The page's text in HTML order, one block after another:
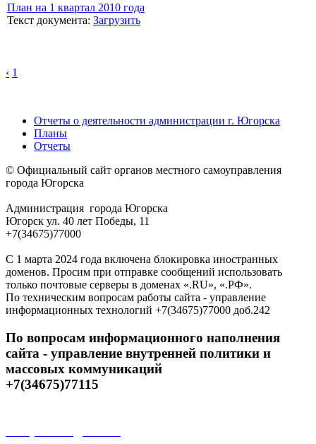
План на 1 квартал 2010 года
Текст документа: Загрузить
‹ 1
Отчеты о деятельности администрации г. Югорска
Планы
Отчеты
© Официальный сайт органов местного самоуправления
города Югорска
Администрация города Югорска
Югорск ул. 40 лет Победы, 11
+7(34675)77000
С 1 марта 2024 года включена блокировка иностранных
доменов. Просим при отправке сообщений использовать
только почтовые серверы в доменах «.RU», «.РФ».
По техническим вопросам работы сайта - управление
информационных технологий +7(34675)77000 доб.242
По вопросам информационного наполнения
сайта - управление внутренней политики и
массовых коммуникаций
+7(34675)77115